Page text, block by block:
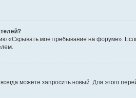
«Скрывать мое пребывание на форуме».
можете запросить новый. Для этого